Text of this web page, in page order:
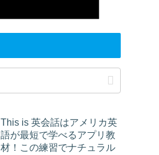
This is 英会話はアメリカ英
語が最短で学べるアプリ教
材！この練習でナチュラル